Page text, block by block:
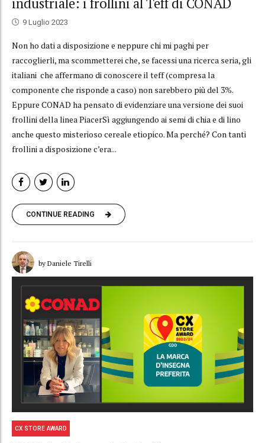
9 Luglio 2023
Non ho dati a disposizione e neppure chi mi paghi per
raccoglierli, ma scommetterei che, se facessi una ricerca seria, gli
italiani che affermano di conoscere il teff (compresa la
componente che risponde a caso) non sarebbero più del 3%.
Eppure CONAD ha pensato di evidenziare una versione dei suoi
frollini della linea PiacerSì aggiungendo ai semi di chia e di lino
anche questo misterioso cereale etiopico. Ma perché? Con tanti
frollini a disposizione c’era...
CONTINUE READING
by Daniele Tirelli
CX STORE AWARD